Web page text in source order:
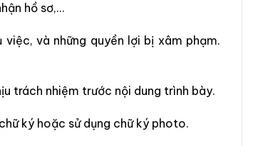
hồ sơ,…
và những quyền lợi bị xâm phạm.
trách nhiệm trước nội dung trình bày.
ký hoặc sử dụng chữ ký photo.